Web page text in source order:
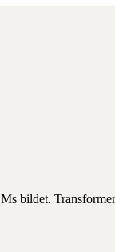
bildet.